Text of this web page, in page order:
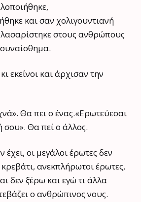
και σαν χολιγουντιανή
στους ανθρώπους
εκείνοι και άρχισαν την
Θα πει ο ένας.«Ερωτεύεσαι
Θα πεί ο άλλος.
οι μεγάλοι έρωτες δεν
ανεκπλήρωτοι έρωτες,
δεν ξέρω και εγώ τι άλλα
ο ανθρώπινος νους.